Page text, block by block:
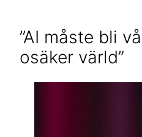
”AI måste bli
osäker värld”